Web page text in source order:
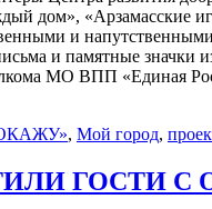
дом»,
и
и памятные значки
МО ВПП «Единая
, Мой город,
ГОСТИ С